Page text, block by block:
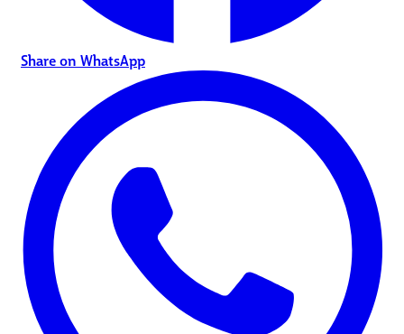
Share on WhatsApp